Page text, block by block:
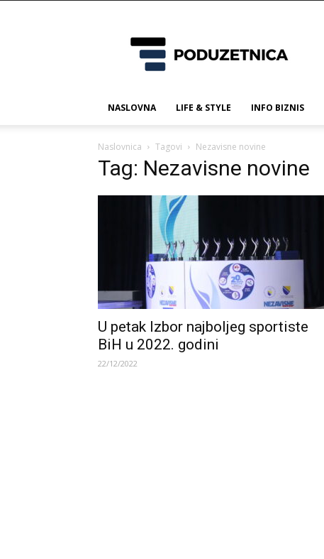
NASLOVNA LIFE & STYLE INFO BIZNIS
Naslovnica Tagovi Nezavisne novine
Tag: Nezavisne novine
U petak Izbor najboljeg sportiste
BiH u 2022. godini
22/12/2022